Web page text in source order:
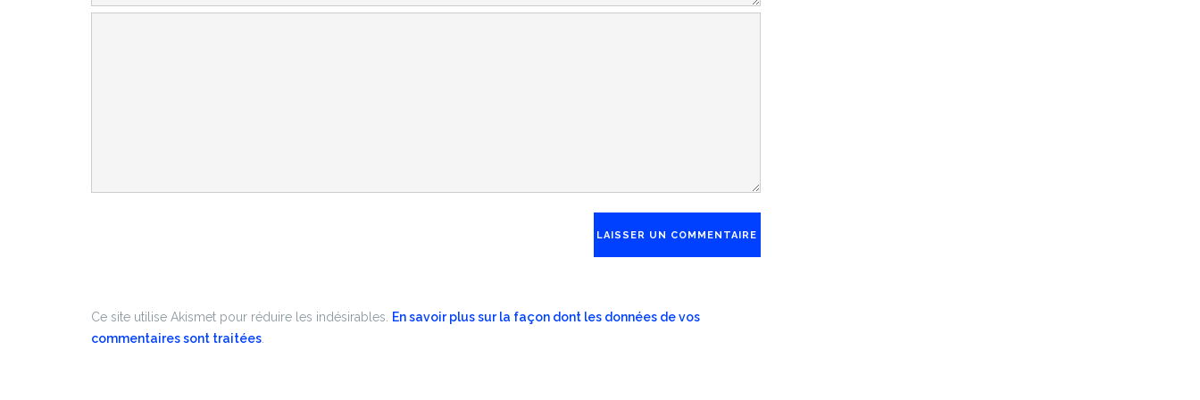
Ce site utilise Akismet pour réduire les indésirables.
En savoir plus sur la façon dont les données de vos
commentaires sont traitées